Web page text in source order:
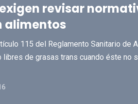
revisar
alimentos
115 del Reglamento Sanitario de
de grasas trans cuando éste no